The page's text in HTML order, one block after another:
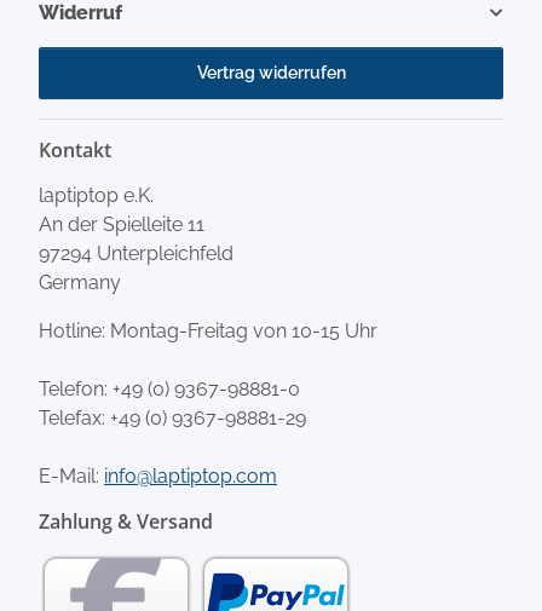
Widerruf
Vertrag widerrufen
Kontakt
laptiptop e.K.
An der Spielleite 11
97294 Unterpleichfeld
Germany
Hotline: Montag-Freitag von 10-15 Uhr
Telefon: +49 (0) 9367-98881-0
Telefax: +49 (0) 9367-98881-29
E-Mail: info@laptiptop.com
Zahlung & Versand